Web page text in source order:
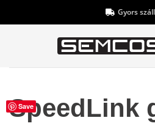
to
Gyors
SpeedLink
Save